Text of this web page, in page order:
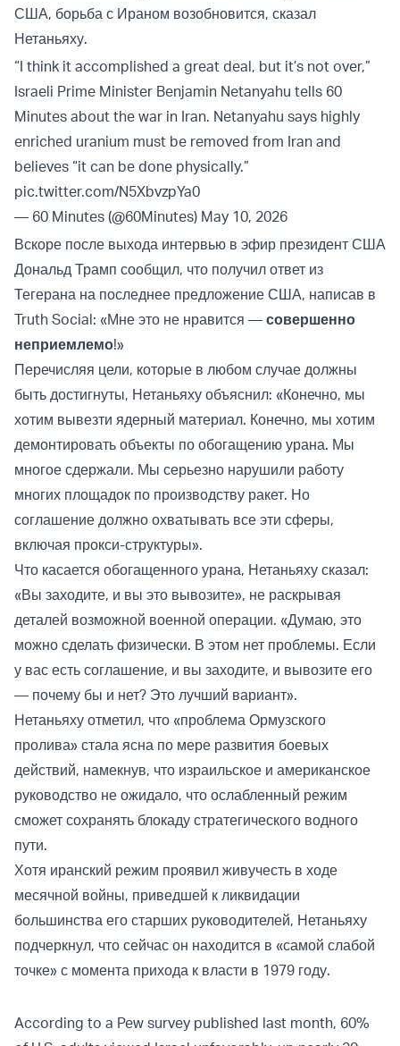
США, борьба с Ираном возобновится, сказал
Нетаньяху.
“I think it accomplished a great deal, but it’s not over,”
Israeli Prime Minister Benjamin Netanyahu tells 60
Minutes about the war in Iran. Netanyahu says highly
enriched uranium must be removed from Iran and
believes “it can be done physically.”
pic.twitter.com/N5XbvzpYa0
— 60 Minutes (@60Minutes) May 10, 2026
Вскоре после выхода интервью в эфир президент США
Дональд Трамп сообщил, что получил ответ из
Тегерана на последнее предложение США, написав в
Truth Social: «Мне это не нравится — совершенно
неприемлемо!»
Перечисляя цели, которые в любом случае должны
быть достигнуты, Нетаньяху объяснил: «Конечно, мы
хотим вывезти ядерный материал. Конечно, мы хотим
демонтировать объекты по обогащению урана. Мы
многое сдержали. Мы серьезно нарушили работу
многих площадок по производству ракет. Но
соглашение должно охватывать все эти сферы,
включая прокси-структуры».
Что касается обогащенного урана, Нетаньяху сказал:
«Вы заходите, и вы это вывозите», не раскрывая
деталей возможной военной операции. «Думаю, это
можно сделать физически. В этом нет проблемы. Если
у вас есть соглашение, и вы заходите, и вывозите его
— почему бы и нет? Это лучший вариант».
Нетаньяху отметил, что «проблема Ормузского
пролива» стала ясна по мере развития боевых
действий, намекнув, что израильское и американское
руководство не ожидало, что ослабленный режим
сможет сохранять блокаду стратегического водного
пути.
Хотя иранский режим проявил живучесть в ходе
месячной войны, приведшей к ликвидации
большинства его старших руководителей, Нетаньяху
подчеркнул, что сейчас он находится в «самой слабой
точке» с момента прихода к власти в 1979 году.
According to a Pew survey published last month, 60%